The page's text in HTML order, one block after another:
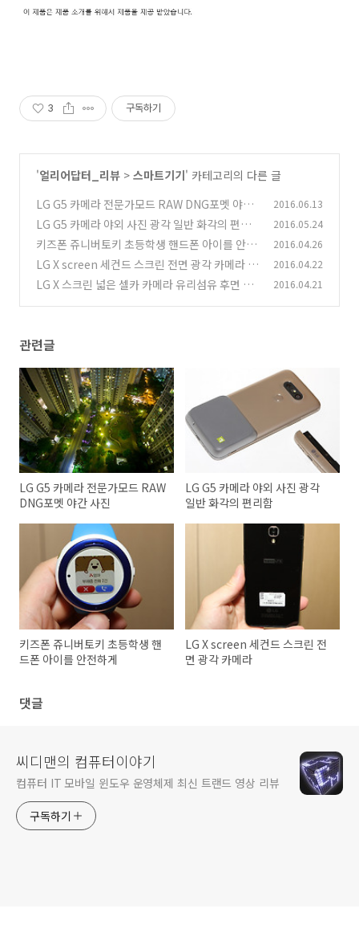
3 구독하기
'얼리어답터_리뷰 > 스마트기기' 카테고리의 다른 글
LG G5 카메라 전문가모드 RAW DNG포멧 야간
사진 (1)
2016.06.13
LG G5 카메라 야외 사진 광각 일반 화각의 편리
함
(1)
2016.05.24
키즈폰 쥬니버토키 초등학생 핸드폰 아이를 안전
하게
(0)
2016.04.26
LG X screen 세컨드 스크린 전면 광각 카메라
(0)
2016.04.22
LG X 스크린 넓은 셀카 카메라 유리섬유 후면 디
2016.04.21
관련글
LG G5 카메라 전문가모드 RAW
DNG포멧 야간 사진
LG G5 카메라 야외 사진 광각
일반 화각의 편리함
키즈폰 쥬니버토키 초등학생 핸
드폰 아이를 안전하게
LG X screen 세컨드 스크린 전
면 광각 카메라
댓글
씨디맨의 컴퓨터이야기
컴퓨터 IT 모바일 윈도우 운영체제 최신 트랜드 영상 리뷰
구독하기